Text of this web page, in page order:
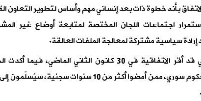
بأنه خطوة ذات بعد إنساني مهم وأساس لتطوير التعاون
اجتماعات اللجان المختصة لمتابعة أوضاع غير
سياسية مشتركة لمعالجة الملفات العالقة.
وكان مجلس الوزراء اللبناني قد أقر الاتفاقية في 30 كانون الثاني الماضي،
اللبنانية أن أكثر من 300 محكوم سوري، ممن أمضوا أكثر من 10 سنوات